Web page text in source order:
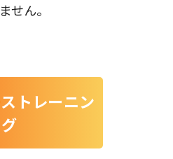
せん。
トレーニン
グ